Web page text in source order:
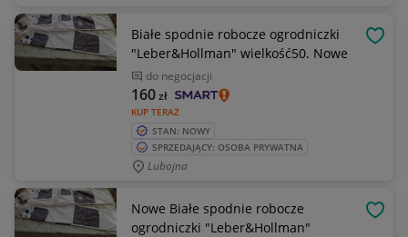
Białe spodnie robocze ogrodniczki
"Leber&Hollman" wielkość50. Nowe
do negocjacji
KUP TERAZ
160zł
STAN: NOWY
SPRZEDAJĄCY: OSOBA PRYWATNA
Lubojna
Nowe Białe spodnie robocze
ogrodniczki "Leber&Hollman"